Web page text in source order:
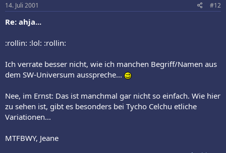
14. Juli 2001 #12
Re: ahja...
:rollin: :lol: :rollin:
Ich verrate besser nicht, wie ich manchen Begriff/Namen aus
dem SW-Universum ausspreche...
Nee, im Ernst: Das ist manchmal gar nicht so einfach. Wie hier
zu sehen ist, gibt es besonders bei Tycho Celchu etliche
Variationen...
MTFBWY, Jeane